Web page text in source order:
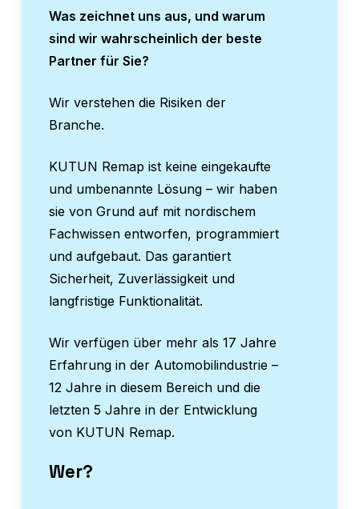
Was zeichnet uns aus, und warum
sind wir wahrscheinlich der beste
Partner für Sie?
Wir verstehen die Risiken der
Branche.
KUTUN Remap ist keine eingekaufte
und umbenannte Lösung – wir haben
sie von Grund auf mit nordischem
Fachwissen entworfen, programmiert
und aufgebaut. Das garantiert
Sicherheit, Zuverlässigkeit und
langfristige Funktionalität.
Wir verfügen über mehr als 17 Jahre
Erfahrung in der Automobilindustrie –
12 Jahre in diesem Bereich und die
letzten 5 Jahre in der Entwicklung
von KUTUN Remap.
Wer?